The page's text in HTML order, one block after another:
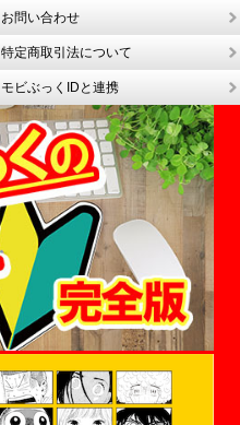
お問い合わせ
特定商取引法について
モビぶっくIDと連携